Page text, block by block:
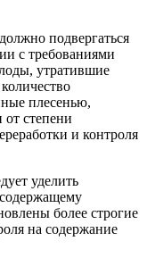
подвергаться
с требованиями
утратившие
плесенью,
степени
и контроля
уделить
более строгие
на содержание